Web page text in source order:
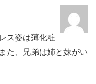
ス姿は薄化粧
た、兄弟は姉と妹がい